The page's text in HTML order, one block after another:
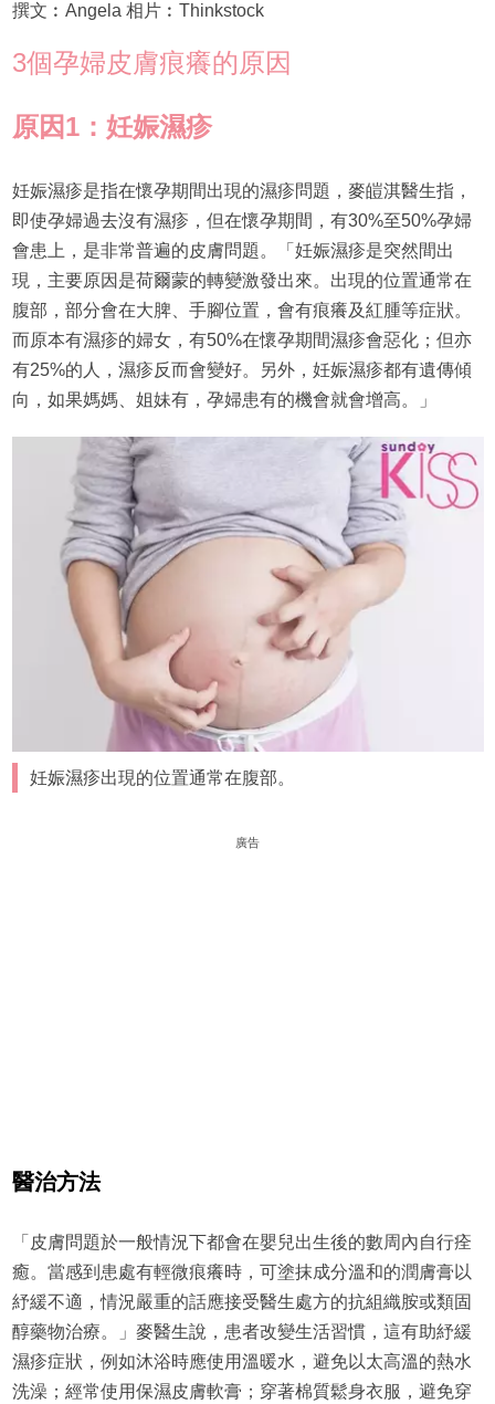
撰文︰Angela 相片︰Thinkstock
3個孕婦皮膚痕癢的原因
原因1：妊娠濕疹
妊娠濕疹是指在懷孕期間出現的濕疹問題，麥皚淇醫生指，
即使孕婦過去沒有濕疹，但在懷孕期間，有30%至50%孕婦
會患上，是非常普遍的皮膚問題。「妊娠濕疹是突然間出
現，主要原因是荷爾蒙的轉變激發出來。出現的位置通常在
腹部，部分會在大脾、手腳位置，會有痕癢及紅腫等症狀。
而原本有濕疹的婦女，有50%在懷孕期間濕疹會惡化；但亦
有25%的人，濕疹反而會變好。另外，妊娠濕疹都有遺傳傾
向，如果媽媽、姐妹有，孕婦患有的機會就會增高。」
妊娠濕疹出現的位置通常在腹部。
廣告
醫治方法
「皮膚問題於一般情況下都會在嬰兒出生後的數周內自行痊
癒。當感到患處有輕微痕癢時，可塗抹成分溫和的潤膚膏以
紓緩不適，情況嚴重的話應接受醫生處方的抗組織胺或類固
醇藥物治療。」麥醫生說，患者改變生活習慣，這有助紓緩
濕疹症狀，例如沐浴時應使用溫暖水，避免以太高溫的熱水
洗澡；經常使用保濕皮膚軟膏；穿著棉質鬆身衣服，避免穿